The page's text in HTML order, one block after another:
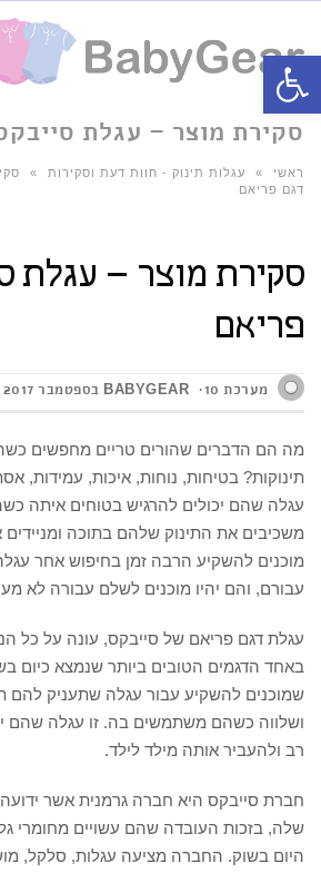
סקירת מוצר – עגלת
ראשי » עגלות תינוק - חוות דעת וסקירות »
דגם פריאם
סקירת מוצר – עגלת
פריאם
מערכת BABYGEAR 10 בספטמבר 2017
מה הם הדברים שהורים טריים מחפשים
תינוקות? בטיחות, נוחות, איכות, עמידות,
עגלה שהם יכולים להרגיש בטוחים איתה
משכיבים את התינוק שלהם בתוכה
מוכנים להשקיע הרבה זמן בחיפוש אחר
עבורם, והם יהיו מוכנים לשלם עבורה לא
עגלת דגם פריאם של סייבקס, עונה על כל
באחד הדגמים הטובים ביותר שנמצא כיום
שמוכנים להשקיע עבור עגלה שתעניק להם
ושלווה כשהם משתמשים בה. זו עגלה שהם
רב ולהעביר אותה מילד לילד.
חברת סייבקס היא חברה גרמנית אשר ידועה
שלה, בזכות העובדה שהם עשויים מחומרי
היום בשוק. החברה מציעה עגלות, סלקל,
פתח סרגל נגישות